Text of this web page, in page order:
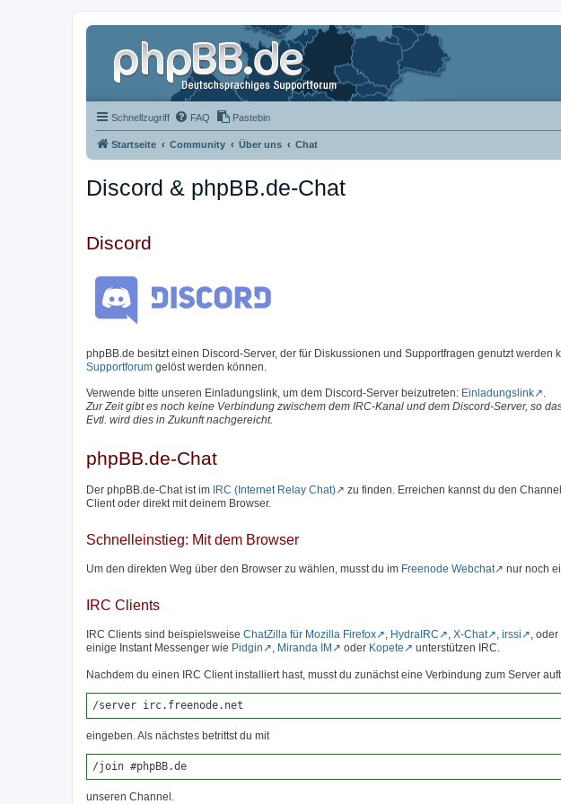
Schnellzugriff FAQ Pastebin
Startseite Community Über uns Chat
Discord & phpBB.de-Chat
Discord
phpBB.de besitzt einen Discord-Server, der für Diskussionen und Supportfragen genutzt
Supportforum gelöst werden können.
Verwende bitte unseren Einladungslink, um dem Discord-Server beizutreten: Einladungslink
.
Zur Zeit gibt es noch keine Verbindung zwischem dem IRC-Kanal und dem Discord-Server, so
Evtl. wird dies in Zukunft nachgereicht.
phpBB.de-Chat
Der phpBB.de-Chat ist im IRC (Internet Relay Chat) zu finden. Erreichen kannst du den Channel
Client oder direkt mit deinem Browser.
Schnelleinstieg: Mit dem Browser
Um den direkten Weg über den Browser zu wählen, musst du im Freenode Webchat nur noch
IRC Clients
IRC Clients sind beispielsweise ChatZilla für Mozilla Firefox , HydraIRC , X-Chat , irssi , oder
einige Instant Messenger wie Pidgin , Miranda IM oder Kopete unterstützen IRC.
Nachdem du einen IRC Client installiert hast, musst du zunächst eine Verbindung zum Server
/server irc.freenode.net
eingeben. Als nächstes betrittst du mit
/join #phpBB.de
unseren Channel.